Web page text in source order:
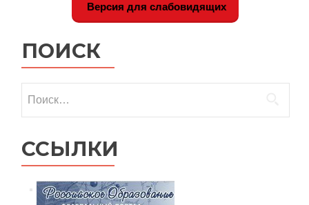
Версия для слабовидящих
ПОИСК
ССЫЛКИ